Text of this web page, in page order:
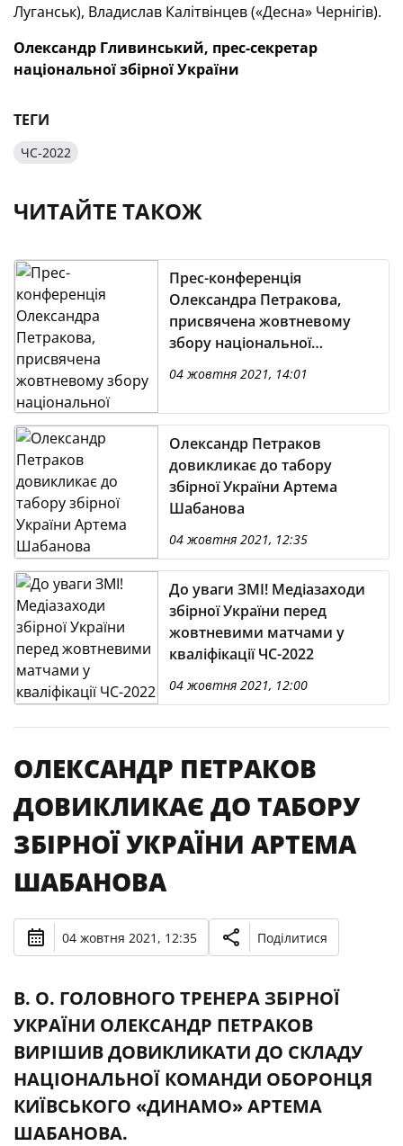
Луганськ), Владислав Калітвінцев («Десна» Чернігів).
Олександр Гливинський, прес-секретар
національної збірної України
ТЕГИ
ЧС-2022
ЧИТАЙТЕ ТАКОЖ
Прес-конференція
Олександра Петракова,
присвячена жовтневому
збору національної
на YouTube-каналі УАФ)
04 жовтня 2021, 14:01
Олександр Петраков
довикликає до табору
збірної України Артема
Шабанова
04 жовтня 2021, 12:35
До уваги ЗМІ! Медіазаходи
збірної України перед
жовтневими матчами у
кваліфікації ЧС-2022
04 жовтня 2021, 12:00
ОЛЕКСАНДР ПЕТРАКОВ
ДОВИКЛИКАЄ ДО ТАБОРУ
ЗБІРНОЇ УКРАЇНИ АРТЕМА
ШАБАНОВА
04 жовтня 2021, 12:35 Поділитися
В. О. ГОЛОВНОГО ТРЕНЕРА ЗБІРНОЇ
УКРАЇНИ ОЛЕКСАНДР ПЕТРАКОВ
ВИРІШИВ ДОВИКЛИКАТИ ДО СКЛАДУ
НАЦІОНАЛЬНОЇ КОМАНДИ ОБОРОНЦЯ
КИЇВСЬКОГО «ДИНАМО» АРТЕМА
ШАБАНОВА.